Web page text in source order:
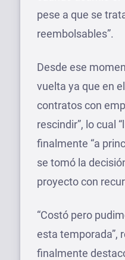
pese a que se
reembolsables”.
Desde ese
vuelta ya que en
contratos con
rescindir”, lo cual
finalmente “a
se tomó la
proyecto con
“Costó pero
esta temporada”,
finalmente